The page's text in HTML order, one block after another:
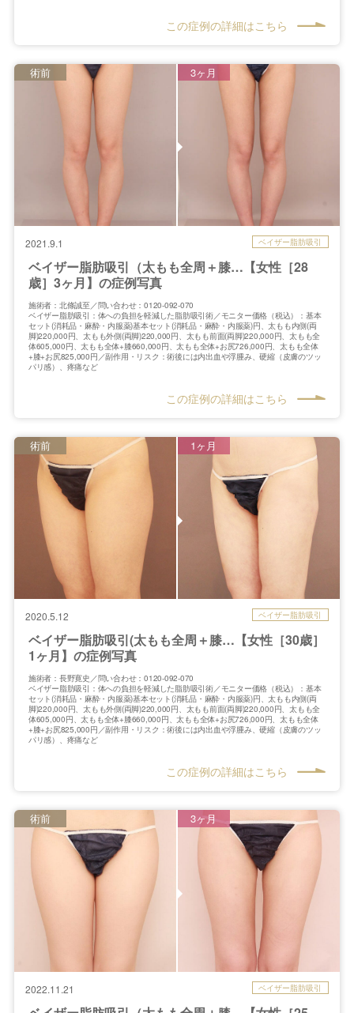
この症例の詳細はこちら
2021.9.1 ベイザー脂肪吸引
ベイザー脂肪吸引（太もも全周＋膝…【女性［28
歳］3ヶ月】の症例写真
術前 3ヶ月
施術者：北條誠至／問い合わせ：0120-092-070
ベイザー脂肪吸引：体への負担を軽減した脂肪吸引術／モニター価格（税込）：基本
セット(消耗品・麻酔・内服薬)基本セット(消耗品・麻酔・内服薬)円、太もも内側(両
脚)220,000円、太もも外側(両脚)220,000円、太もも前面(両脚)220,000円、太もも全
体605,000円、太もも全体+膝660,000円、太もも全体+お尻726,000円、太もも全体
+膝+お尻825,000円／副作用・リスク：術後には内出血や浮腫み、硬縮（皮膚のツッ
パリ感）、疼痛など
この症例の詳細はこちら
2020.5.12 ベイザー脂肪吸引
ベイザー脂肪吸引(太もも全周＋膝…【女性［30歳］
1ヶ月】の症例写真
術前 1ヶ月
施術者：長野寛史／問い合わせ：0120-092-070
ベイザー脂肪吸引：体への負担を軽減した脂肪吸引術／モニター価格（税込）：基本
セット(消耗品・麻酔・内服薬)基本セット(消耗品・麻酔・内服薬)円、太もも内側(両
脚)220,000円、太もも外側(両脚)220,000円、太もも前面(両脚)220,000円、太もも全
体605,000円、太もも全体+膝660,000円、太もも全体+お尻726,000円、太もも全体
+膝+お尻825,000円／副作用・リスク：術後には内出血や浮腫み、硬縮（皮膚のツッ
パリ感）、疼痛など
この症例の詳細はこちら
2022.11.21 ベイザー脂肪吸引
術前 3ヶ月